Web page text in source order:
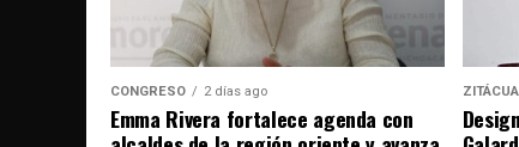
CONGRESO 2 días ago
Emma Rivera fortalece agenda con